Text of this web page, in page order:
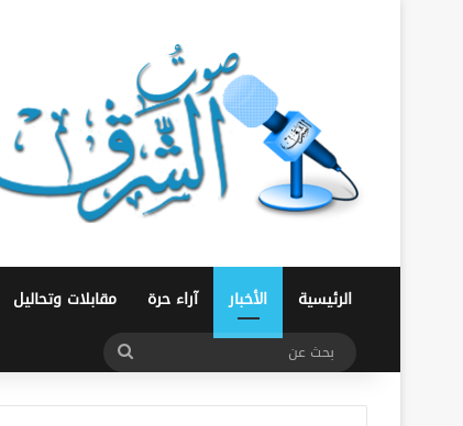
الرئيسية الأخبار آراء حرة مقابلات وتحاليل
بحث